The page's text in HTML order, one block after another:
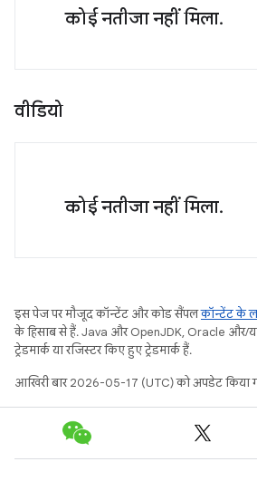
कोई नतीजा नहीं मिला.
वीडियो
कोई नतीजा नहीं मिला.
इस पेज पर मौजूद कॉन्टेंट और कोड सैंपलकॉन्टेंट के
के हिसाब से हैं. Java और OpenJDK, Oracle और/
ट्रेडमार्क या रजिस्टर किए हुए ट्रेडमार्क हैं.
आखिरी बार 2026-05-17 (UTC) को अपडेट किया